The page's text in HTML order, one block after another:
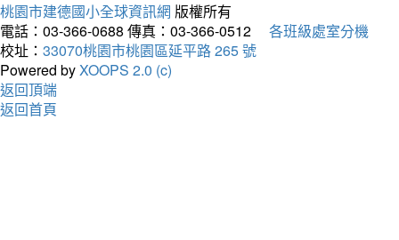
桃園市建德國小全球資訊網 版權所有
電話：03-366-0688 傳真：03-366-0512
各班級處室分機
校址： 33070桃園市桃園區延平路 265 號
Powered byXOOPS 2.0 (c)
返回頂端
返回首頁